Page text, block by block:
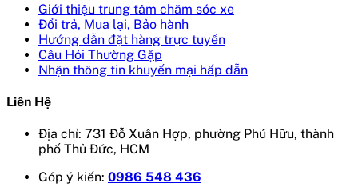
Giới thiệu trung tâm chăm sóc xe
Đổi trả, Mua lại, Bảo hành
Hướng dẫn đặt hàng trực tuyến
Câu Hỏi Thường Gặp
Nhận thông tin khuyến mại hấp dẫn
Liên Hệ
Địa chỉ: 731 Đỗ Xuân Hợp, phường Phú Hữu, thành
phố Thủ Đức, HCM
Góp ý kiến: 0986 548 436